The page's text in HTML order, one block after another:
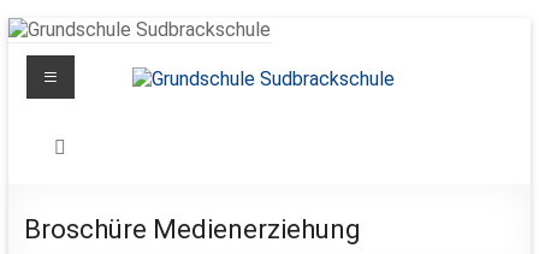
Zum
Inhalt
springen
Schule
in
Menü
Broschüre Medienerziehung